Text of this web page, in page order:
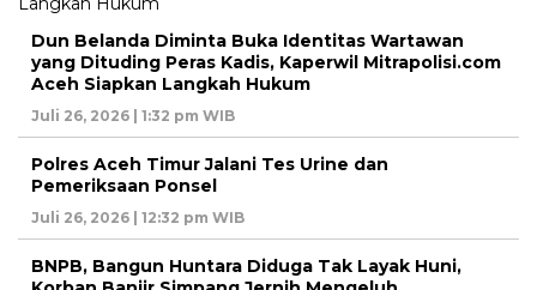
Dun Belanda Diminta Buka Identitas Wartawan
yang Dituding Peras Kadis, Kaperwil Mitrapolisi.com
Aceh Siapkan Langkah Hukum
Juli 26, 2026 | 1:32 pm WIB
Polres Aceh Timur Jalani Tes Urine dan
Pemeriksaan Ponsel
Juli 26, 2026 | 12:32 pm WIB
BNPB, Bangun Huntara Diduga Tak Layak Huni,